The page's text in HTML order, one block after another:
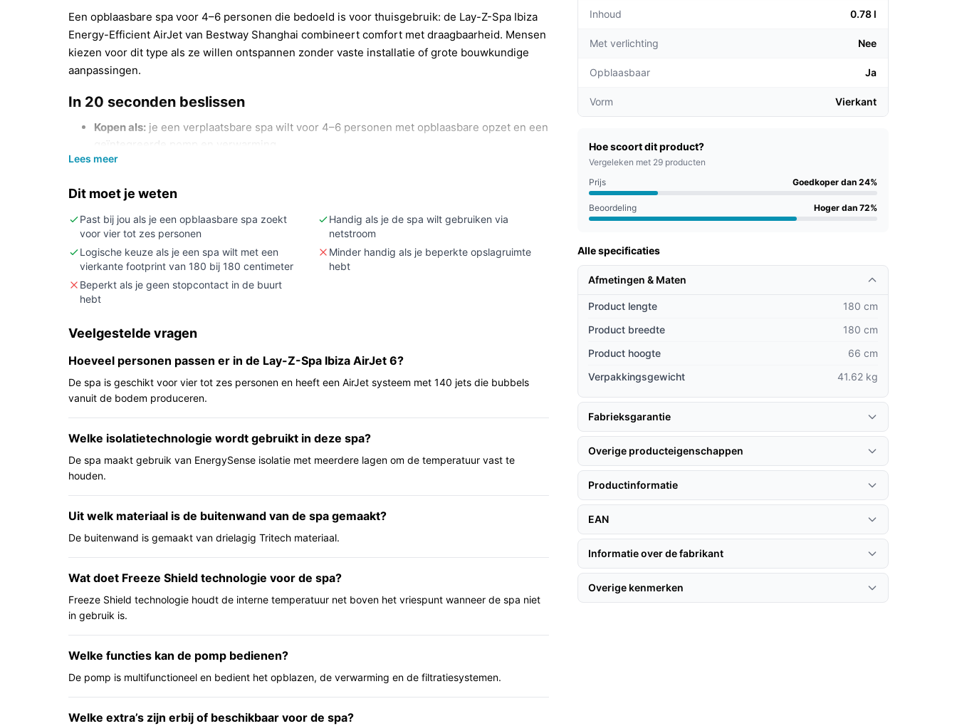
Een opblaasbare spa voor 4–6 personen die bedoeld is voor thuisgebruik: de Lay-Z-Spa Ibiza
Energy-Efficient AirJet van Bestway Shanghai combineert comfort met draagbaarheid. Mensen
kiezen voor dit type als ze willen ontspannen zonder vaste installatie of grote bouwkundige
aanpassingen.
In 20 seconden beslissen
Kopen als: je een verplaatsbare spa wilt voor 4–6 personen met opblaasbare opzet en een
geïntegreerde pomp en verwarming.
Niet kopen als:
specificaties).
Belangrijkste check:productafmetingen (180 × 180 × 66 cm) — past de spa op de
gewenste plek?
Wat je in de praktijk merkt
De spa is opblaasbaar en bedoeld voor meerdere personen tegelijk. De meegeleverde pomp
systeem geeft bubbels vanuit de bodem, en de constructie gebruikt meerlaagse materialen die
voorzieningen die veiligheid bij de stroomaansluiting bewaken.
Belangrijkste voordelen
De voordelen hieronder zijn vanuit praktisch gebruik beschreven en gebaseerd op de
productinformatie.
Compacte groepsruimte: geschikt voor 4–6 personen bij ontspanning op een plaats waar
energiezuiniger moeten zijn dan vergelijkbare mobiele modellen.
Gebruiksgemak: één multifunctionele pomp voor opblazen, verwarming en filtratie maakt
opzetten en bedienen eenvoudiger dan bij losse onderdelen.
Deze spa past bij huishoudens of kleine groepen die een mobiele, relatief eenvoudige
aan snelle opzet, een afdekking en een geïntegreerd bubbelsysteem, en aan wie een installatie
zonder permanente bouwkundige ingreep belangrijk is.
Voor wie is dit minder geschikt?
Als je exacte cijfers nodig hebt over bijvoorbeeld het maximale vermogen van de verwarming
Lees meer
Dit moet je weten
Past bij jou als je een opblaasbare spa zoekt
voor vier tot zes personen
Handig als je de spa wilt gebruiken via
netstroom
Logische keuze als je een spa wilt met een
vierkante footprint van 180 bij 180 centimeter
Minder handig als je beperkte opslagruimte
hebt
Beperkt als je geen stopcontact in de buurt
hebt
Veelgestelde vragen
Hoeveel personen passen er in de Lay-Z-Spa Ibiza AirJet 6?
De spa is geschikt voor vier tot zes personen en heeft een AirJet systeem met 140 jets die bubbels
vanuit de bodem produceren.
Welke isolatietechnologie wordt gebruikt in deze spa?
De spa maakt gebruik van EnergySense isolatie met meerdere lagen om de temperatuur vast te
houden.
Uit welk materiaal is de buitenwand van de spa gemaakt?
De buitenwand is gemaakt van drielagig Tritech materiaal.
Wat doet Freeze Shield technologie voor de spa?
Freeze Shield technologie houdt de interne temperatuur net boven het vriespunt wanneer de spa niet
in gebruik is.
Welke functies kan de pomp bedienen?
De pomp is multifunctioneel en bedient het opblazen, de verwarming en de filtratiesystemen.
Welke extra’s zijn erbij of beschikbaar voor de spa?
Inhoud 0.78 l
Met verlichting Nee
Opblaasbaar Ja
Vorm Vierkant
Hoe scoort dit product?
Vergeleken met 29 producten
Prijs
Goedkoper dan 24%
Beoordeling Hoger dan 72%
Alle specificaties
Afmetingen & Maten
Product lengte
180 cm
Product breedte
180 cm
Product hoogte
66 cm
Verpakkingsgewicht
41.62 kg
Fabrieksgarantie
Overige producteigenschappen
Productinformatie
EAN
Informatie over de fabrikant
Overige kenmerken